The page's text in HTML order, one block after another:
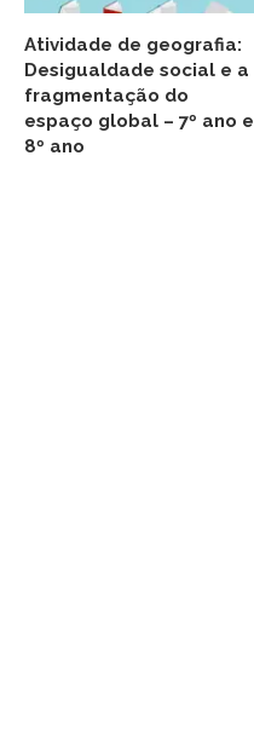
Atividade de geografia:
Desigualdade social e a
fragmentação do
espaço global – 7º ano e
8º ano